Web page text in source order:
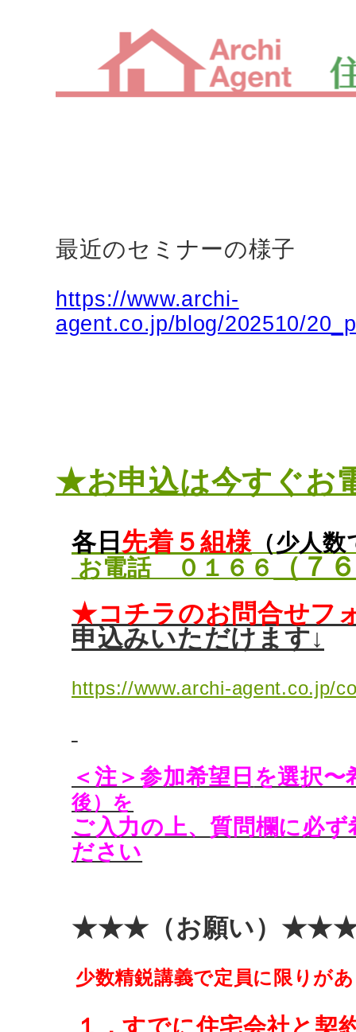
最近のセミナーの様子
https://www.archi-
agent.co.jp/blog/202510/
★お申込は今すぐお
各日 先着５組様 （少人
お電話 ０１６６
（７
★コチラのお問合せフ
申込みいただけます↓
https://www.archi-agent.co.jp/
＜注＞参加希望日 を選択〜
後）を
ご入力の上、質問欄に必
ださい
★★★（お願い）
少数精鋭講義で定員に限りが
１．すでに住宅会社と契